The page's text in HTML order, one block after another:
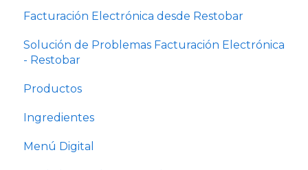
Facturación Electrónica desde Restobar
Solución de Problemas Facturación Electrónica
- Restobar
Productos
Ingredientes
Menú Digital